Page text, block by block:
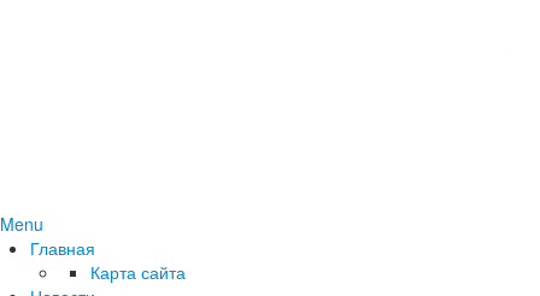
Menu
Главная
Карта сайта